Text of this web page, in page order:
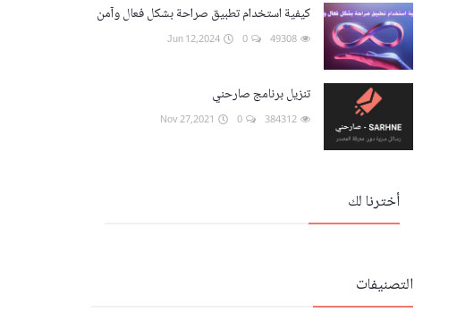
كيفية استخدام تطبيق صراحة بشكل فعال وآمن
تنزيل برنامج صارحني
أخترنا لك
التصنيفات